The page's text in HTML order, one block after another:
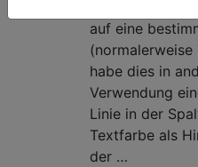
codiere, muss
auf eine
habe dies in
Verwendung
Linie in der
Textfarbe als
der …